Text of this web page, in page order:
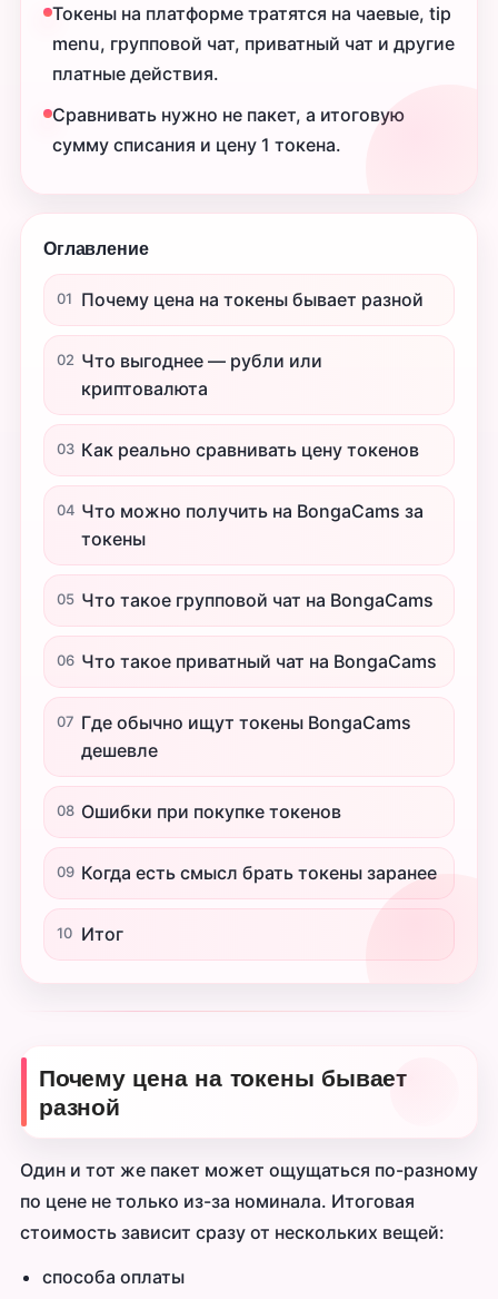
Токены на платформе тратятся на чаевые, tip
menu, групповой чат, приватный чат и другие
платные действия.
Сравнивать нужно не пакет, а итоговую
сумму списания и цену 1 токена.
Оглавление
01 Почему цена на токены бывает разной
02 Что выгоднее — рубли или
криптовалюта
03 Как реально сравнивать цену токенов
04 Что можно получить на BongaCams за
токены
05 Что такое групповой чат на BongaCams
06 Что такое приватный чат на BongaCams
07 Где обычно ищут токены BongaCams
дешевле
08 Ошибки при покупке токенов
09 Когда есть смысл брать токены заранее
10 Итог
Почему цена на токены бывает
разной
Один и тот же пакет может ощущаться по-разному
по цене не только из-за номинала. Итоговая
стоимость зависит сразу от нескольких вещей:
способа оплаты